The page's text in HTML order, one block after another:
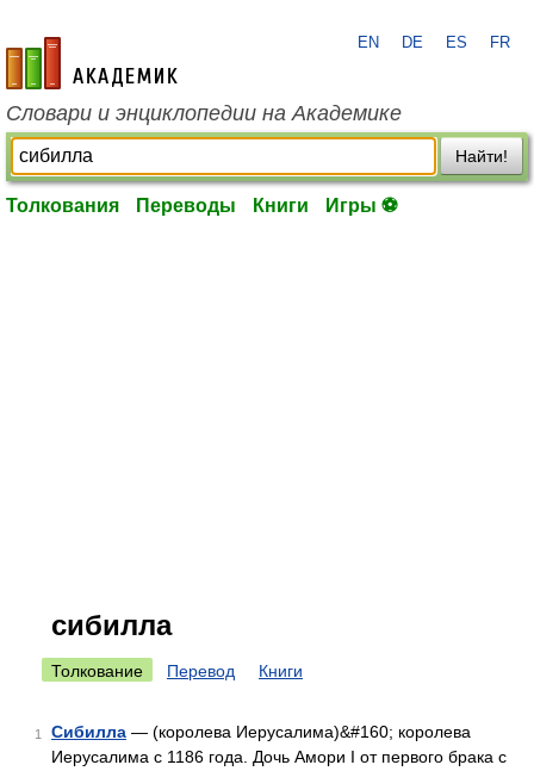
academic.ru
EN DE ES FR
Словари и энциклопедии на Академике
Найти!
Толкования Переводы Книги Игры ⚽
сибилла
Толкование Перевод Книги
1 Сибилла — (королева Иерусалима)&#160; королева
Иерусалима с 1186 года. Дочь Амори I от первого брака с